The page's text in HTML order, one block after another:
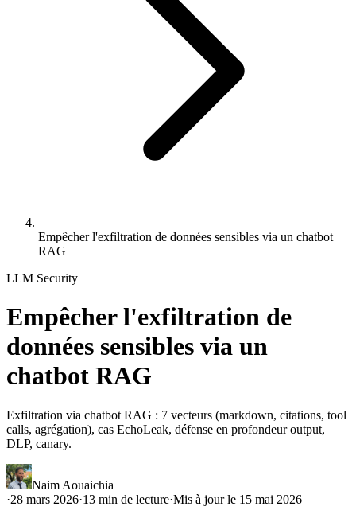
Empêcher l'exfiltration de données sensibles via un chatbot
RAG
LLM Security
Empêcher l'exfiltration de
données sensibles via un
chatbot RAG
Exfiltration via chatbot RAG : 7 vecteurs (markdown, citations, tool
calls, agrégation), cas EchoLeak, défense en profondeur output,
DLP, canary.
Naim Aouaichia
·28 mars 2026·13 min de lecture·Mis à jour le 15 mai 2026